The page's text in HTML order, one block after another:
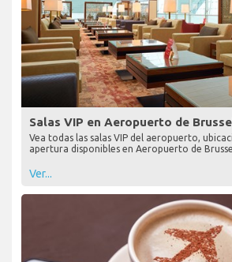
Salas VIP en Aeropuerto de
Vea todas las salas VIP del aeropuerto,
apertura disponibles en Aeropuerto de
Ver...